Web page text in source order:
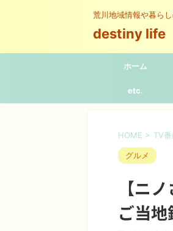
荒川地域情報や暮ら
destiny life
ホーム
etc.
HOME > TV番
グルメ
【ニ
ご当